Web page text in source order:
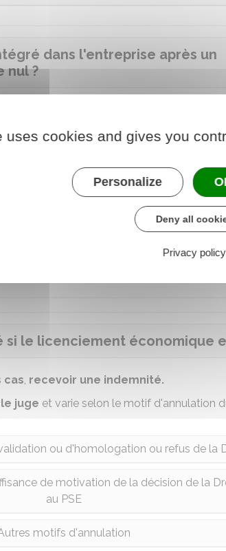
dans l'entreprise après un
nul ?
dans l'entreprise.
la réintégrationsi elle est devenue
ou du site ou de l'absence
insuffisance de motivation de la
, le salariéne peut pas
les sommes reçues lors du licenciement.
si le licenciement économique
cas, recevoir une indemnité.
juge et varie selon le motif d'annulation
ou d'homologation ou refus de la
de motivation de la décision de la
au PSE
motifs d'annulation
uses cookies and gives you
Personalize
Deny all
Privacy policy